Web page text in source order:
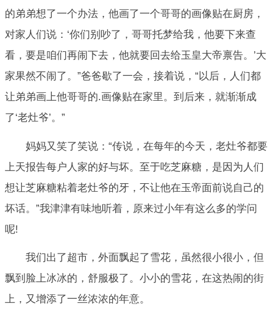
的弟弟想了一个办法，他画了一个哥哥的画像贴在厨房，
对家人们说：‘你们别吵了，哥哥托梦给我，他要下来查
看，要是咱们再闹下去，他就要回去给玉皇大帝禀告。’大
家果然不闹了。”爸爸歇了一会，接着说，“以后，人们都
让弟弟画上他哥哥的.画像贴在家里。到后来，就渐渐成
了‘老灶爷’。”
妈妈又笑了笑说：“传说，在每年的今天，老灶爷都要
上天报告每户人家的好与坏。至于吃芝麻糖，是因为人们
想让芝麻糖粘着老灶爷的牙，不让他在玉帝面前说自己的
坏话。”我津津有味地听着，原来过小年有这么多的学问
呢!
我们出了超市，外面飘起了雪花，虽然很小很小，但
飘到脸上冰冰的，舒服极了。小小的雪花，在这热闹的街
上，又增添了一丝浓浓的年意。